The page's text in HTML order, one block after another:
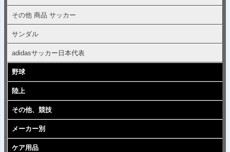
その他 商品 サッカー
サンダル
adidasサッカー日本代表
野球
陸上
その他、競技
メーカー別
ケア用品